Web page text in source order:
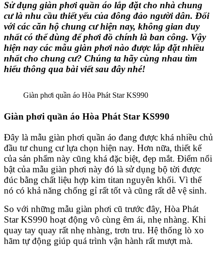
Sử dụng giàn phơi quần áo lắp đặt cho nhà chung
cư là nhu cầu thiết yếu của đông đảo người dân. Đối
với các căn hộ chung cư hiện nay, không gian duy
nhất có thể dùng để phơi đồ chính là ban công. Vậy
hiện nay các mẫu giàn phơi nào được lắp đặt nhiều
nhất cho chung cư? Chúng ta hãy cùng nhau tìm
hiểu thông qua bài viết sau đây nhé!
Giàn phơi quần áo Hòa Phát Star KS990
Giàn phơi quần áo Hòa Phát Star KS990
Đây là mẫu giàn phơi quần áo đang được khá nhiều chủ
đầu tư chung cư lựa chọn hiện nay. Hơn nữa, thiết kế
của sản phẩm này cũng khá đặc biệt, đẹp mắt. Điểm nổi
bật của mẫu giàn phơi này đó là sử dụng bộ tời được
đúc bằng chất liệu hợp kim titan nguyên khối. Vì thế
nó có khả năng chống gỉ rất tốt và cũng rất dễ vệ sinh.
So với những mẫu giàn phơi cũ trước đây, Hòa Phát
Star KS990 hoạt động vô cùng êm ái, nhẹ nhàng. Khi
quay tay quay rất nhẹ nhàng, trơn tru. Hệ thống lò xo
hãm tự động giúp quá trình vận hành rất mượt mà.